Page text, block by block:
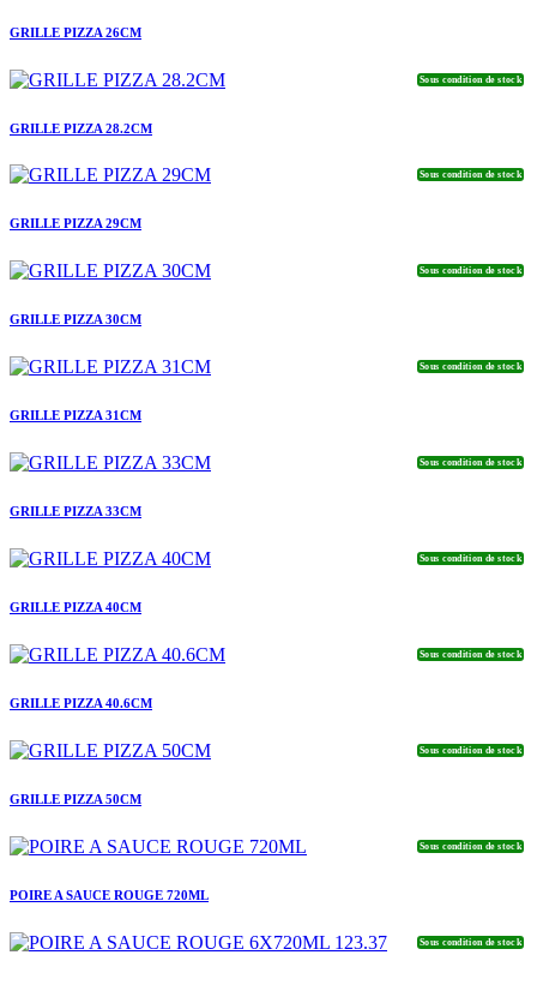
GRILLE PIZZA 26CM
Sous condition de stock
GRILLE PIZZA 28.2CM
Sous condition de stock
GRILLE PIZZA 29CM
Sous condition de stock
GRILLE PIZZA 30CM
Sous condition de stock
GRILLE PIZZA 31CM
Sous condition de stock
GRILLE PIZZA 33CM
Sous condition de stock
GRILLE PIZZA 40CM
Sous condition de stock
GRILLE PIZZA 40.6CM
Sous condition de stock
GRILLE PIZZA 50CM
Sous condition de stock
POIRE A SAUCE ROUGE 720ML
Sous condition de stock